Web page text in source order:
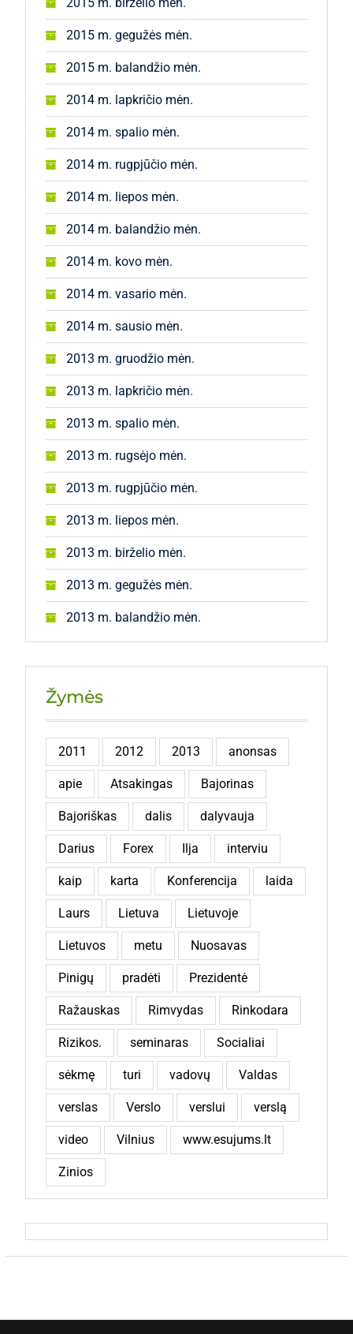
2015 m. gegužės mėn.
2015 m. balandžio mėn.
2014 m. lapkričio mėn.
2014 m. spalio mėn.
2014 m. rugpjūčio mėn.
2014 m. liepos mėn.
2014 m. balandžio mėn.
2014 m. kovo mėn.
2014 m. vasario mėn.
2014 m. sausio mėn.
2013 m. gruodžio mėn.
2013 m. lapkričio mėn.
2013 m. spalio mėn.
2013 m. rugsėjo mėn.
2013 m. rugpjūčio mėn.
2013 m. liepos mėn.
2013 m. birželio mėn.
2013 m. gegužės mėn.
2013 m. balandžio mėn.
Žymės
2011 2012 2013 anonsas
apie Atsakingas Bajorinas
Bajoriškas dalis dalyvauja
Darius Forex Ilja interviu
kaip karta Konferencija laida
Laurs Lietuva Lietuvoje
Lietuvos metu Nuosavas
Pinigų pradėti Prezidentė
Ražauskas Rimvydas Rinkodara
Rizikos. seminaras Socialiai
sėkmę turi vadovų Valdas
verslas Verslo verslui verslą
video Vilnius www.esujums.lt
Zinios